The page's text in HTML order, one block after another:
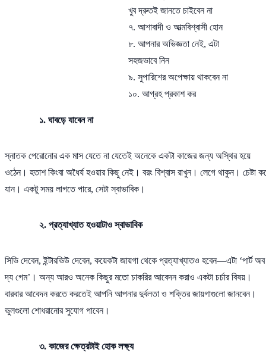
খুব দ্রুতই জানতে চাইবেন না
৭. আশাবাদী ও আত্মবিশ্বাসী হোন
৮. আপনার অভিজ্ঞতা নেই, এটা
সহজভাবে নিন
৯. সুপারিশের অপেক্ষায় থাকবেন না
১০. আগ্রহ প্রকাশ কর
১. ঘাবড়ে যাবেন না
স্নাতক পেরোনোর এক মাস যেতে না যেতেই অনেকে একটা কাজের জন্য অস্থির হয়ে
ওঠেন। হতাশ কিংবা অধৈর্য হওয়ার কিছু নেই। বরং বিশ্বাস রাখুন। লেগে থাকুন। চেষ্টা
যান। একটু সময় লাগতে পারে, সেটা স্বাভাবিক।
২. প্রত্যাখ্যাত হওয়াটাও স্বাভাবিক
সিভি দেবেন, ইন্টারভিউ দেবেন, কয়েকটা জায়গা থেকে প্রত্যাখ্যাতও হবেন—এটা ‘পার্ট অব
দ্য গেম’। অন্য আরও অনেক কিছুর মতো চাকরির আবেদন করাও একটা চর্চার বিষয়।
বারবার আবেদন করতে করতেই আপনি আপনার দুর্বলতা ও শক্তির জায়গাগুলো জানবেন।
ভুলগুলো শোধরানোর সুযোগ পাবেন।
৩. কাজের ক্ষেত্রটাই হোক লক্ষ্য